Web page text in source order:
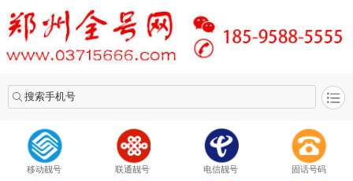
搜索手机号
移动靓号 联通靓号 电信靓号 固话号码